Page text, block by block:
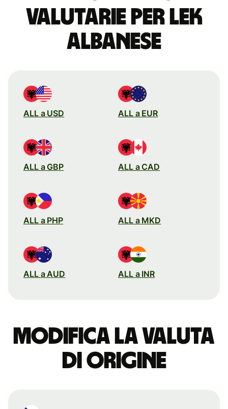
valutarie per lek
albanese
ALL a USD ALL a EUR
ALL a GBP ALL a CAD
ALL a PHP ALL a MKD
ALL a AUD ALL a INR
Modifica la valuta
di origine